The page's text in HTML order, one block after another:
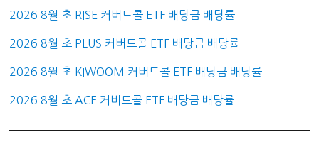
2026 8월 초 RISE 커버드콜 ETF 배당금 배당률
2026 8월 초 PLUS 커버드콜 ETF 배당금 배당률
2026 8월 초 KIWOOM 커버드콜 ETF 배당금 배당률
2026 8월 초 ACE 커버드콜 ETF 배당금 배당률